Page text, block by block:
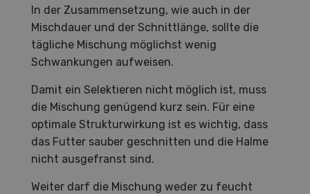
In der Zusammensetzung, wie auch in der
Mischdauer und der Schnittlänge, sollte die
tägliche Mischung möglichst wenig
Schwankungen aufweisen.
Damit ein Selektieren nicht möglich ist, muss
die Mischung genügend kurz sein. Für eine
optimale Strukturwirkung ist es wichtig, dass
das Futter sauber geschnitten und die Halme
nicht ausgefranst sind.
Weiter darf die Mischung weder zu feucht